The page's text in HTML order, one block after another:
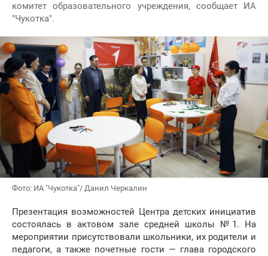
комитет образовательного учреждения, сообщает ИА
"Чукотка".
Фото: ИА "Чукотка"/ Данил Черкалин
Презентация возможностей Центра детских инициатив
состоялась в актовом зале средней школы №1. На
мероприятии присутствовали школьники, их родители и
педагоги, а также почетные гости — глава городского